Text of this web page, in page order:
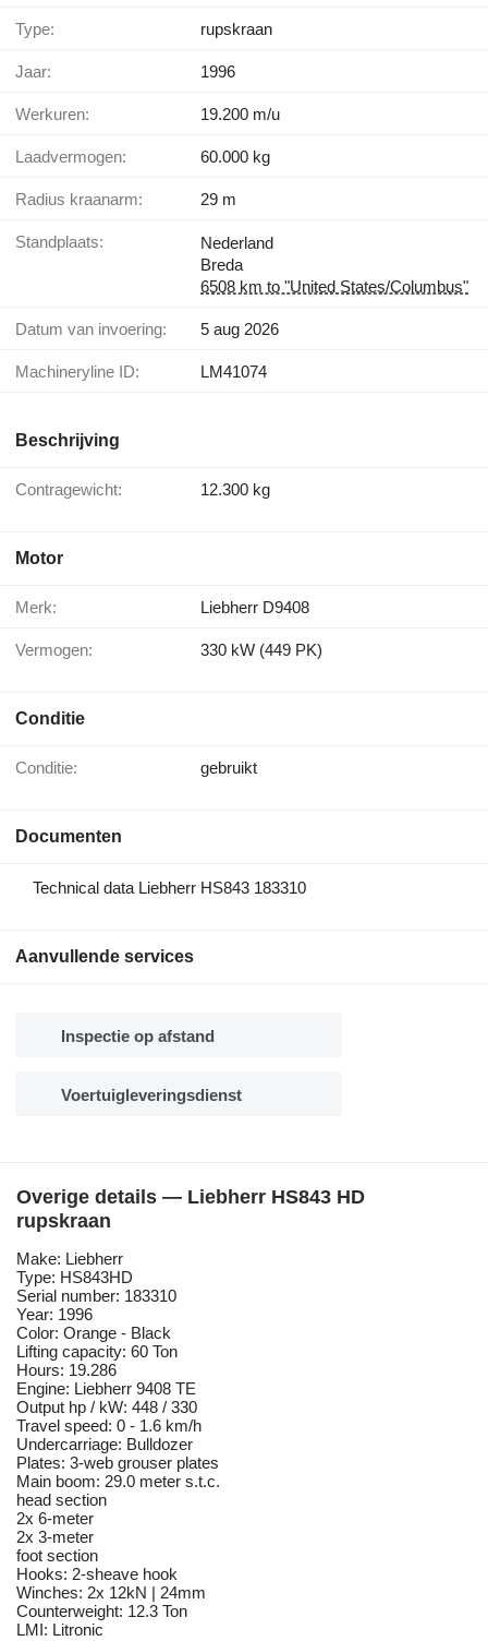
Type: rupskraan
Jaar: 1996
Werkuren: 19.200 m/u
Laadvermogen: 60.000 kg
Radius kraanarm: 29 m
Standplaats:
Nederland
Breda
6508 km to "United States/Columbus"
Datum van invoering: 5 aug 2026
Machineryline ID: LM41074
Beschrijving
Contragewicht: 12.300 kg
Motor
Merk: Liebherr D9408
Vermogen: 330 kW (449 PK)
Conditie
Conditie: gebruikt
Documenten
Technical data Liebherr HS843 183310
Aanvullende services
Inspectie op afstand
Voertuigleveringsdienst
Overige details — Liebherr HS843 HD
rupskraan
Make: Liebherr
Type: HS843HD
Serial number: 183310
Year: 1996
Color: Orange - Black
Lifting capacity: 60 Ton
Hours: 19.286
Engine: Liebherr 9408 TE
Output hp / kW: 448 / 330
Travel speed: 0 - 1.6 km/h
Undercarriage: Bulldozer
Plates: 3-web grouser plates
Main boom: 29.0 meter s.t.c.
head section
2x 6-meter
2x 3-meter
foot section
Hooks: 2-sheave hook
Winches: 2x 12kN | 24mm
Counterweight: 12.3 Ton
LMI: Litronic